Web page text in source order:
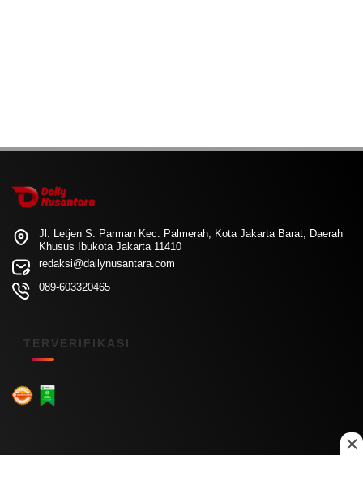
Jl. Letjen S. Parman Kec. Palmerah, Kota Jakarta Barat, Daerah
Khusus Ibukota Jakarta 11410
redaksi@dailynusantara.com
089-603320465
TERVERIFIKASI